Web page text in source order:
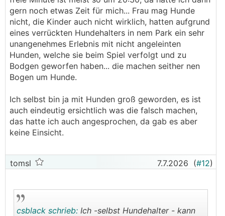
gern noch etwas Zeit für mich... Frau mag Hunde
nicht, die Kinder auch nicht wirklich, hatten aufgrund
eines verrückten Hundehalters in nem Park ein sehr
unangenehmes Erlebnis mit nicht angeleinten
Hunden, welche sie beim Spiel verfolgt und zu
Bodgen geworfen haben... die machen seither nen
Bogen um Hunde.
Ich selbst bin ja mit Hunden groß geworden, es ist
auch eindeutig ersichtlich was die falsch machen,
das hatte ich auch angesprochen, da gab es aber
keine Einsicht.
tomsl 7.7.2026 (#12)
csblack schrieb: Ich -selbst Hundehalter - kann